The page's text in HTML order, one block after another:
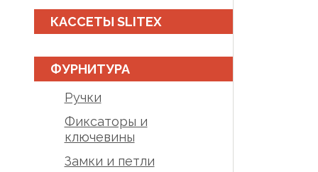
КАССЕТЫ SLITEX
ФУРНИТУРА
Ручки
Фиксаторы и
ключевины
Замки и петли